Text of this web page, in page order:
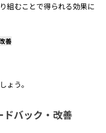
組むことで得られる効果に
善
ょう。
ドバック・改善